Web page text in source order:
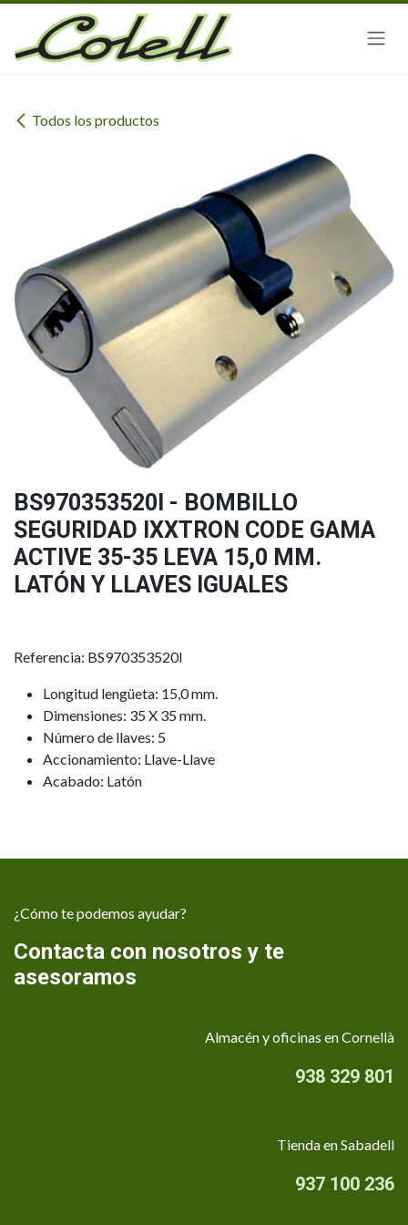
Ir al contenido
Todos los productos
BS970353520I - BOMBILLO
SEGURIDAD IXXTRON CODE GAMA
ACTIVE 35-35 LEVA 15,0 MM.
LATÓN Y LLAVES IGUALES
Referencia: BS970353520I
Longitud lengüeta: 15,0 mm.
Dimensiones: 35 X 35 mm.
Número de llaves: 5
Accionamiento: Llave-Llave
Acabado: Latón
¿Cómo te podemos ayudar?
Contacta con nosotros y te
asesoramos
Almacén y oficinas en Cornellà
938 329 801
Tienda en Sabadell
937 100 236